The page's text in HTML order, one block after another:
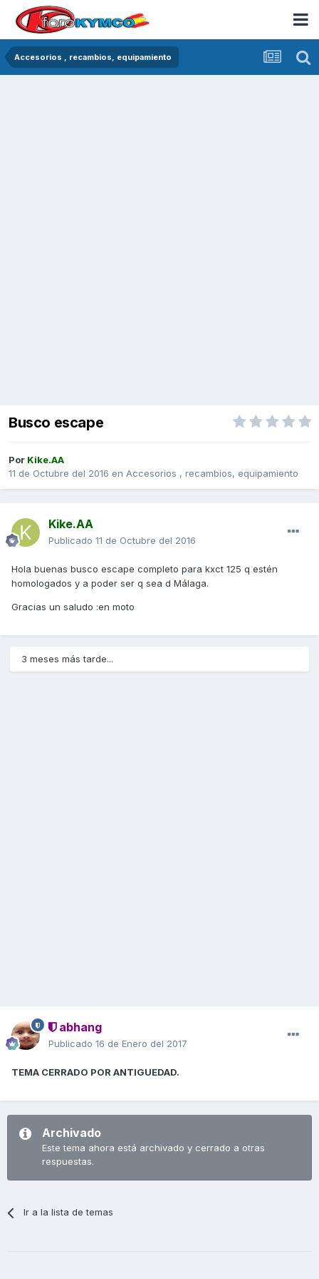
Accesorios , recambios, equipamiento
Busco escape
Por Kike.AA
11 de Octubre del 2016 en Accesorios , recambios, equipamiento
Kike.AA
Publicado 11 de Octubre del 2016
Hola buenas busco escape completo para kxct 125 q estén
homologados y a poder ser q sea d Málaga.
Gracias un saludo :en moto
3 meses más tarde...
abhang
Publicado 16 de Enero del 2017
TEMA CERRADO POR ANTIGUEDAD.
Archivado
Este tema ahora está archivado y cerrado a otras
respuestas.
Ir a la lista de temas